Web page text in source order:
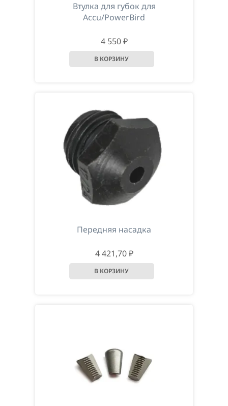
Втулка для губок для
Accu/PowerBird
4 550 ₽
Передняя насадка
4 421,70 ₽